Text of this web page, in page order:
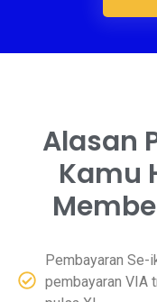
Alasan
Kamu
Pembayaran Se-
pembayaran VIA